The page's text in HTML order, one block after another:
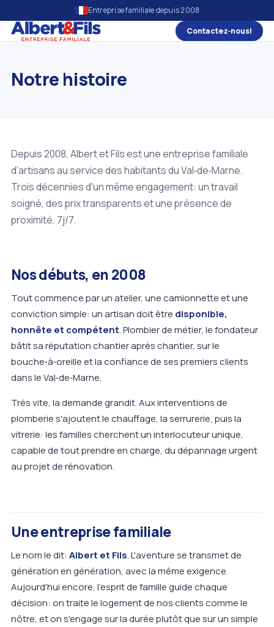
Entreprise familiale depuis 2008
Contactez‑nous!
Notre histoire
Depuis 2008, Albert et Fils est une entreprise familiale
d'artisans au service des habitants du Val‑de‑Marne.
Trois décennies d'un même engagement: un travail
soigné, des prix transparents et une présence de
proximité, 7j/7.
Nos débuts, en 2008
Tout commence par un atelier, une camionnette et une
conviction simple: un artisan doit être disponible,
honnête et compétent. Plombier de métier, le fondateur
bâtit sa réputation chantier après chantier, sur le
bouche‑à‑oreille et la confiance de ses premiers clients
dans le Val‑de‑Marne.
Très vite, la demande grandit. Aux interventions de
plomberie s'ajoutent le chauffage, la serrurerie, puis la
vitrerie: les familles cherchent un interlocuteur unique,
capable de tout prendre en charge, du dépannage urgent
au projet de rénovation.
Une entreprise familiale
Le nom le dit: Albert et Fils. L'aventure se transmet de
génération en génération, avec la même exigence.
Aujourd'hui encore, l'esprit de famille guide chaque
décision: on traite le logement de nos clients comme le
nôtre, et on s'engage sur la durée plutôt que sur un simple